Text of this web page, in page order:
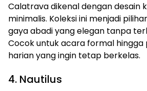
Calatrava dikenal dengan desain
minimalis. Koleksi ini menjadi
gaya abadi yang elegan tanpa
Cocok untuk acara formal hingga
harian yang ingin tetap berkelas.
4. Nautilus